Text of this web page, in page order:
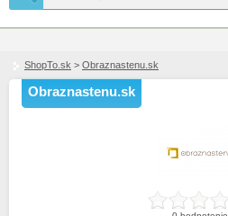
ShopTo.sk > Obraznastenu.sk
Obraznastenu.sk